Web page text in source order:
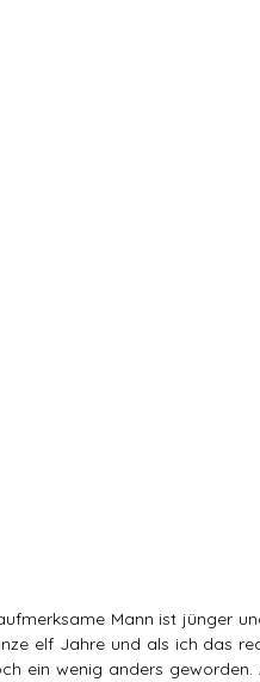
Mann ist jünger
elf Jahre und als ich das
ein wenig anders geworden.